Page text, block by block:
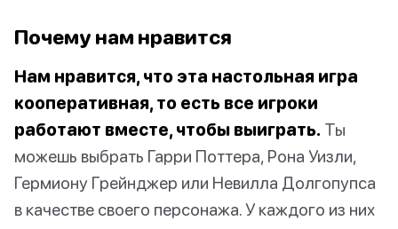
Почему нам нравится
Нам нравится, что эта настольная игра
кооперативная, то есть все игроки
работают вместе, чтобы выиграть. Ты
можешь выбрать Гарри Поттера, Рона Уизли,
Гермиону Грейнджер или Невилла Долгопупса
в качестве своего персонажа. У каждого из них